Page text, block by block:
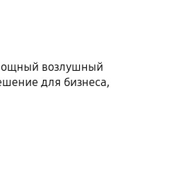
возлушный
для бизнеса,